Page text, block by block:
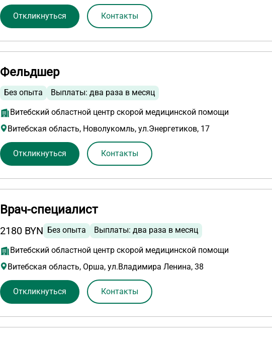
Откликнуться Контакты
Фельдшер
Без опыта Выплаты: два раза в месяц
Витебский областной центр скорой медицинской помощи
Витебская область, Новолукомль, ул.Энергетиков, 17
Откликнуться Контакты
Врач-специалист
2180 BYN Без опыта Выплаты: два раза в месяц
Витебский областной центр скорой медицинской помощи
Витебская область, Орша, ул.Владимира Ленина, 38
Откликнуться Контакты